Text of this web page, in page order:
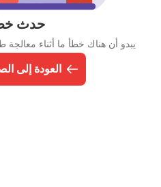
حدث
يبدو أن هناك خطأ ما أثناء
العودة إلى